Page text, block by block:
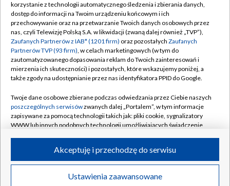
TVP
Abonament TVP
Emisja w TVP
Centrum informacji TVP
Naziemna Telewizja Cyfrowa
Rada Programowa
System NOS
Informacje o nadawcy
Program dla prasy
Regulamin TVP
Polityka prywatności
Moje zgody
Pomoc
Kontakt
Kanały
©2026 Telewizja Polska S.A. w likwidacji
korzystanie z technologii automatycznego śledzenia i zbierania danych,
dostęp do informacji na Twoim urządzeniu końcowym i ich
przechowywanie oraz na przetwarzanie Twoich danych osobowych przez
nas, czyli Telewizję Polską S.A. w likwidacji (zwaną dalej również „TVP”),
Zaufanych Partnerów z IAB* (1201 firm) oraz pozostałych Zaufanych
Partnerów TVP (93 firm), w celach marketingowych (w tym do
zautomatyzowanego dopasowania reklam do Twoich zainteresowań i
mierzenia ich skuteczności) i pozostałych, które wskazujemy poniżej, a
także zgody na udostępnianie przez nas identyfikatora PPID do Google.
Twoje dane osobowe zbierane podczas odwiedzania przez Ciebie naszych
poszczególnych serwisówzwanych dalej „Portalem”, w tym informacje
zapisywane za pomocą technologii takich jak: pliki cookie, sygnalizatory
WWW lub innych podobnych technologii umożliwiających świadczenie
ruchu w Internecie.
Twoje dane osobowe zbierane podczas odwiedzania przez Ciebie
poszczególnych serwisówna Portalu, takie jak adresy IP, identyfikatory
Ustawienia zaawansowane
Akceptuję i przechodzę do serwisu